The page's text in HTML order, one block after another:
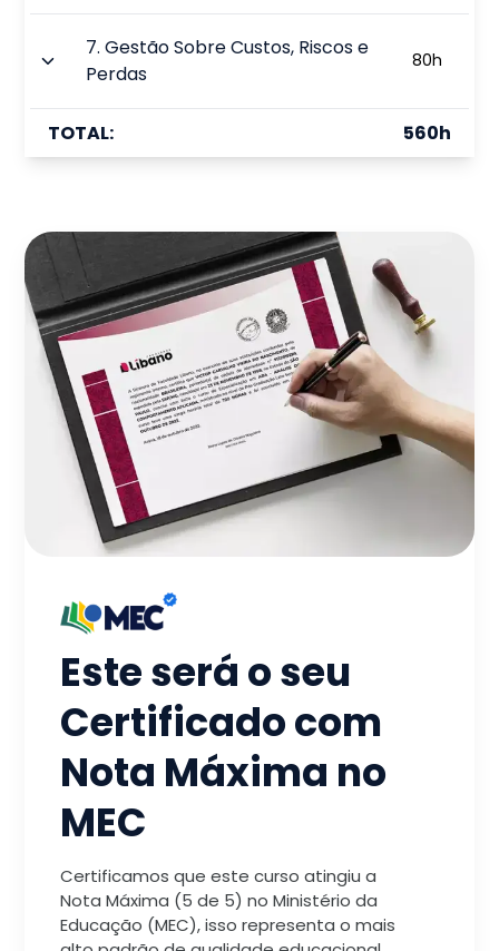
7.Gestão Sobre Custos, Riscos e
Perdas
80h
TOTAL: 560h
Este será o seu
Certificado com
Nota Máxima no
MEC
Certificamos que este curso atingiu a
Nota Máxima (5 de 5) no Ministério da
Educação (MEC), isso representa o mais